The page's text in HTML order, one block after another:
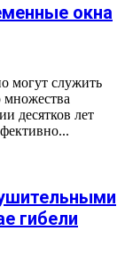
окна
могут служить
множества
десятков лет
гибели